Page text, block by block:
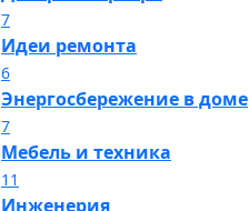
7
Идеи ремонта
6
Энергосбережение в доме
7
Мебель и техника
11
Инженерия